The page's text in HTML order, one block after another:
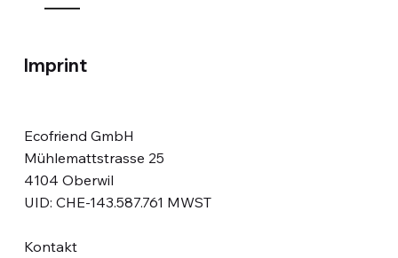
Imprint
Ecofriend GmbH
Mühlemattstrasse 25
4104 Oberwil
UID: CHE-143.587.761 MWST
Kontakt